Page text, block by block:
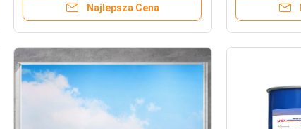
Najlepsza Cena